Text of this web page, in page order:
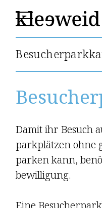
Gästezimmer
E-Parplätze
Dokumente
Damit ihr Besuch
park­plätzen ohne
parken kann,
bewil­ligung.